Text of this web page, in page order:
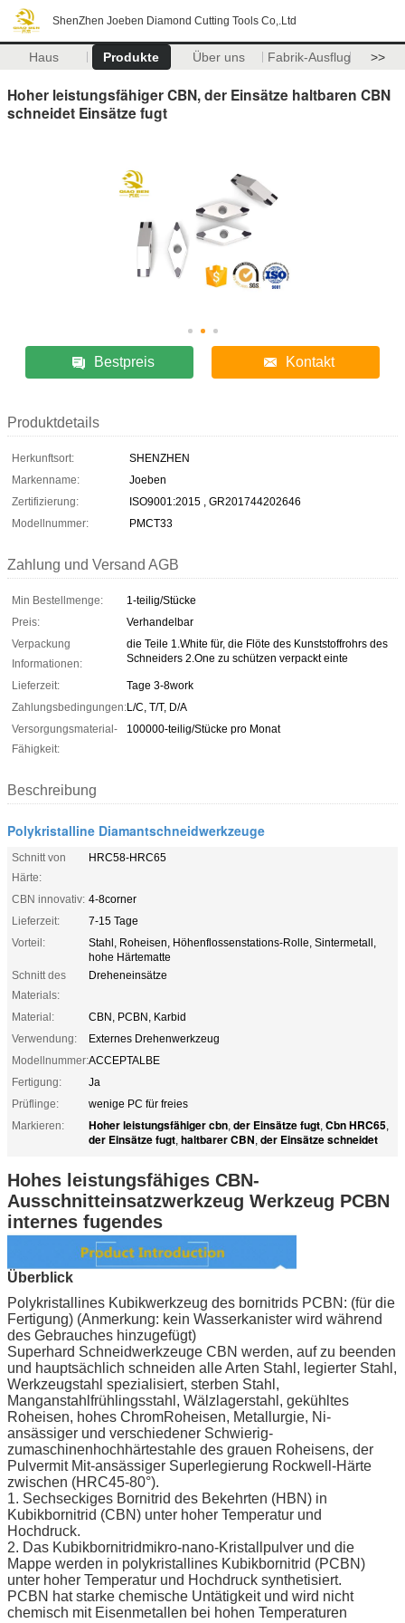
ShenZhen Joeben Diamond Cutting Tools Co,.Ltd
Haus Produkte Über uns Fabrik-Ausflug >>
Hoher leistungsfähiger CBN, der Einsätze haltbaren CBN
schneidet Einsätze fugt
Bestpreis Kontakt
Produktdetails
Herkunftsort:
SHENZHEN
Markenname:
Joeben
Zertifizierung:
ISO9001:2015 , GR201744202646
Modellnummer:
PMCT33
Zahlung und Versand AGB
Min Bestellmenge:
1-teilig/Stücke
Preis:
Verhandelbar
Verpackung
Informationen:
die Teile 1.White für, die Flöte des Kunststoffrohrs des
Schneiders 2.One zu schützen verpackt einte
Lieferzeit:
Tage 3-8work
Zahlungsbedingungen:L/C, T/T, D/A
Versorgungsmaterial-
Fähigkeit:
100000-teilig/Stücke pro Monat
Beschreibung
Polykristalline Diamantschneidwerkzeuge
Schnitt von
Härte:
HRC58-HRC65
CBN innovativ: 4-8corner
Lieferzeit:
7-15 Tage
Vorteil:
Stahl, Roheisen, Höhenflossenstations-Rolle, Sintermetall,
hohe Härtematte
Schnitt des
Materials:
Dreheneinsätze
Material:
CBN, PCBN, Karbid
Verwendung:
Externes Drehenwerkzeug
Modellnummer:ACCEPTALBE
Fertigung:
Ja
Prüflinge:
wenige PC für freies
Markieren:
Hoher leistungsfähiger cbn, der Einsätze fugt, Cbn HRC65,
der Einsätze fugt, haltbarer CBN, der Einsätze schneidet
Hohes leistungsfähiges CBN-
Ausschnitteinsatzwerkzeug Werkzeug PCBN
internes fugendes
Überblick
Polykristallines Kubikwerkzeug des bornitrids PCBN: (für die
Fertigung) (Anmerkung: kein Wasserkanister wird während
des Gebrauches hinzugefügt)
Superhard Schneidwerkzeuge CBN werden, auf zu beenden
und hauptsächlich schneiden alle Arten Stahl, legierter Stahl,
Werkzeugstahl spezialisiert, sterben Stahl,
Manganstahlfrühlingsstahl, Wälzlagerstahl, gekühltes
Roheisen, hohes ChromRoheisen, Metallurgie, Ni-
ansässiger und verschiedener Schwierig-
zumaschinenhochhärtestahle des grauen Roheisens, der
Pulvermit Mit-ansässiger Superlegierung Rockwell-Härte
zwischen (HRC45-80°).
1. Sechseckiges Bornitrid des Bekehrten (HBN) in
Kubikbornitrid (CBN) unter hoher Temperatur und
Hochdruck.
2. Das Kubikbornitridmikro-nano-Kristallpulver und die
Mappe werden in polykristallines Kubikbornitrid (PCBN)
unter hoher Temperatur und Hochdruck synthetisiert.
PCBN hat starke chemische Untätigkeit und wird nicht
chemisch mit Eisenmetallen bei hohen Temperaturen